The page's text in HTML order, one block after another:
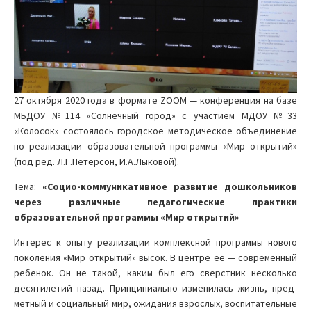
27 октября 2020 года в формате ZOOM — конференция на базе
МБДОУ №114 «Солнечный город» с участием МДОУ №33
«Колосок» состоялось городское методическое объединение
по реализации образовательной программы «Мир открытий»
(под ред. Л.Г.Петерсон, И.А.Лыковой).
Тема: «Социо-коммуникативное развитие дошкольников
через различные педагогические практики
образовательной программы «Мир открытий»
Интерес к опыту реализации комплексной программы нового
поколения «Мир открытий» высок. В центре ее — совре­менный
ребенок. Он не такой, каким был его сверстник не­сколько
десятилетий назад. Принципи­ально изменилась жизнь, пред­
метный и социальный мир, ожи­дания взрослых, воспитательные